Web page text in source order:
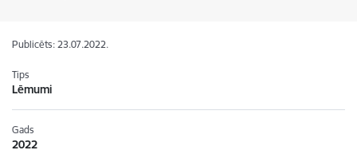
Publicēts: 23.07.2022.
Tips
Lēmumi
Gads
2022